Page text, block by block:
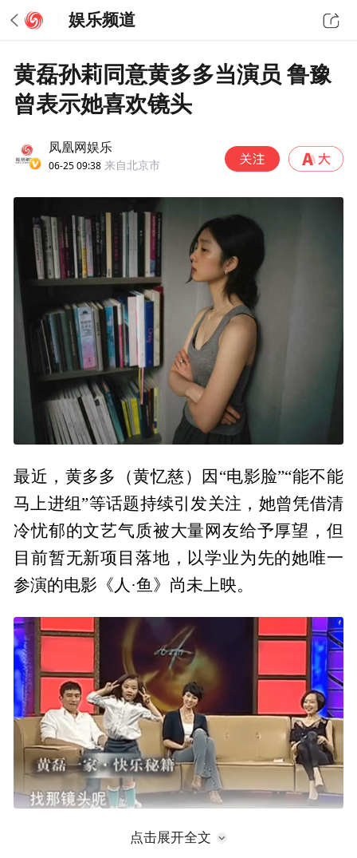
娱乐频道
黄磊孙莉同意黄多多当演员 鲁豫
曾表示她喜欢镜头
凤凰网娱乐
06-25 09:38 来自北京市
最近，黄多多（黄忆慈）因“电影脸”“能不能
马上进组”等话题持续引发关注，她曾凭借清
冷忧郁的文艺气质被大量网友给予厚望，但
目前暂无新项目落地，以学业为先的她唯一
参演的电影《人·鱼》尚未上映。
点击展开全文